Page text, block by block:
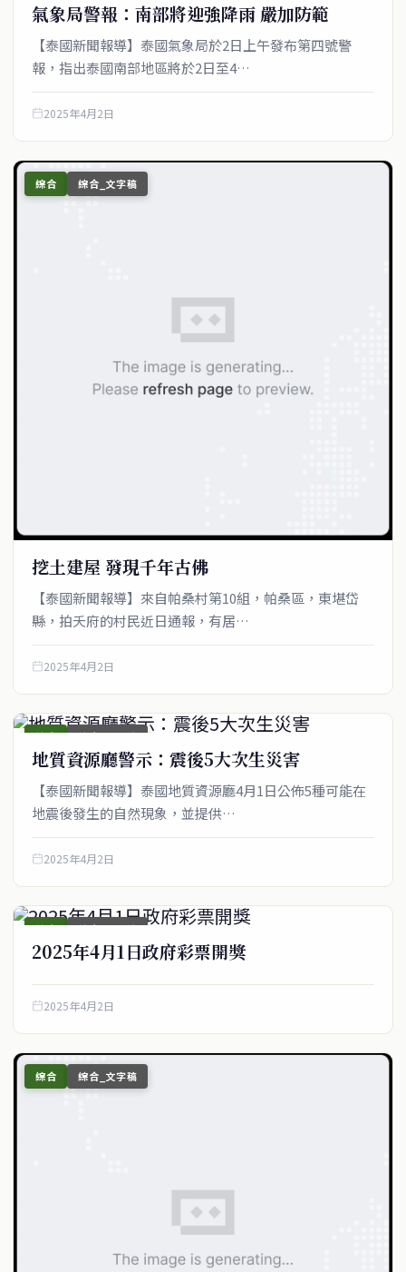
氣象局警報：南部將迎強降雨 嚴加防範
【泰國新聞報導】泰國氣象局於2日上午發布第四號警
報，指出泰國南部地區將於2日至4…
2025年4月2日
綜合 綜合_文字稿
挖土建屋 發現千年古佛
【泰國新聞報導】來自帕桑村第10組，帕桑區，東堪岱
縣，拍夭府的村民近日通報，有居…
2025年4月2日
綜合 綜合_圖文稿
地質資源廳警示：震後5大次生災害
【泰國新聞報導】泰國地質資源廳4月1日公佈5種可能在
地震後發生的自然現象，並提供…
2025年4月2日
綜合 綜合_圖文稿
2025年4月1日政府彩票開獎
2025年4月2日
綜合 綜合_文字稿